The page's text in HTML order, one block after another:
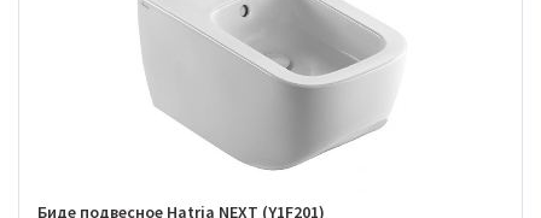
Биде подвесное Hatria NEXT (Y1F201)